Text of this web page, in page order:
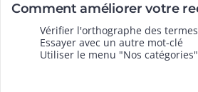
Comment améliorer votre
Vérifier l'orthographe des
Essayer avec un autre mot-clé
Utiliser le menu "Nos catégories"